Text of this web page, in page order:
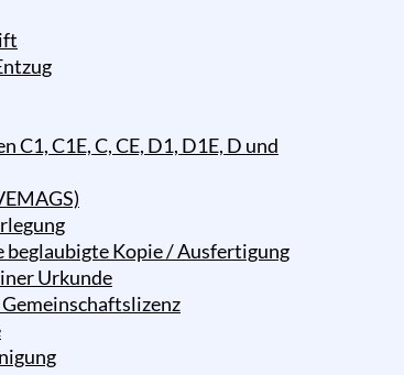
C1, C1E, C, CE, D1, D1E, D und
Kopie / Ausfertigung
Urkunde